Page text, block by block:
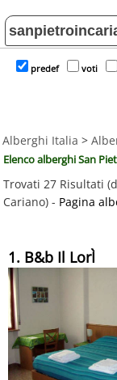
predef voti
Alberghi Italia >
Elenco alberghi San
Trovati 27 Risultati
Cariano) - Pagina
1. B&b Il LorÌ